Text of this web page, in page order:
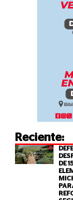
Reciente:
DE